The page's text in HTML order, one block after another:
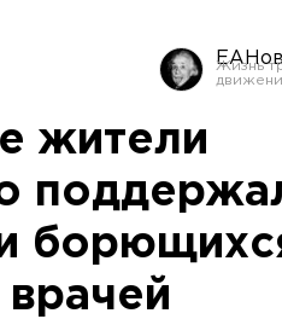
жители